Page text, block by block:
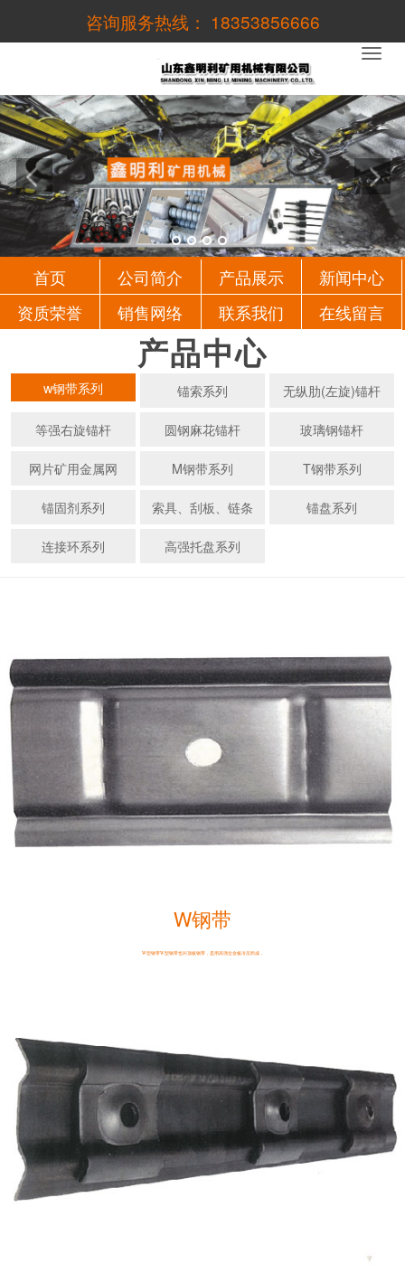
咨询服务热线： 18353856666
1 2 3 4
首页 公司简介 产品展示
新闻中心
资质荣誉
销售网络 联系我们 在线留言
产品中心
w钢带系列 锚索系列 无纵肋(左旋)锚杆
等强右旋锚杆 圆钢麻花锚杆 玻璃钢锚杆
网片矿用金属网 M钢带系列 T钢带系列
锚固剂系列 索具、刮板、链条 锚盘系列
连接环系列 高强托盘系列
W钢带
W型钢带W型钢带也叫顶板钢带，是用高强全金板冷压而成，